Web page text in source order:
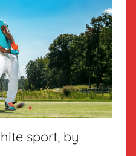
sport, by